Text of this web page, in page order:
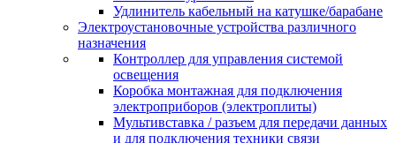
Удлинитель кабельный на катушке/барабане
Электроустановочные устройства различного
назначения
Контроллер для управления системой
освещения
Коробка монтажная для подключения
электроприборов (электроплиты)
Мультивставка / разъем для передачи данных
и для подключения техники связи